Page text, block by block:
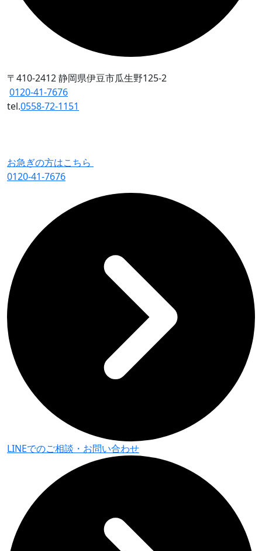
〒410-2412 静岡県伊豆市瓜生野125-2
0120-41-7676
tel.0558-72-1151
お急ぎの方はこちら
0120-41-7676
LINEでのご相談・ お問い合わせ